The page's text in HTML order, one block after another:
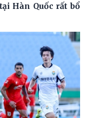
Hàn Quốc rất bổ